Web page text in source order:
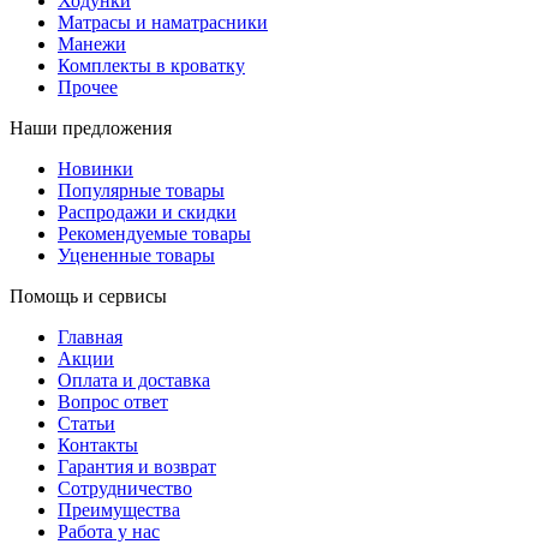
Матрасы и наматрасники
Манежи
Комплекты в кроватку
Прочее
Наши предложения
Новинки
Популярные товары
Распродажи и скидки
Рекомендуемые товары
Уцененные товары
Помощь и сервисы
Главная
Акции
Оплата и доставка
Вопрос ответ
Статьи
Контакты
Гарантия и возврат
Сотрудничество
Преимущества
Работа у нас